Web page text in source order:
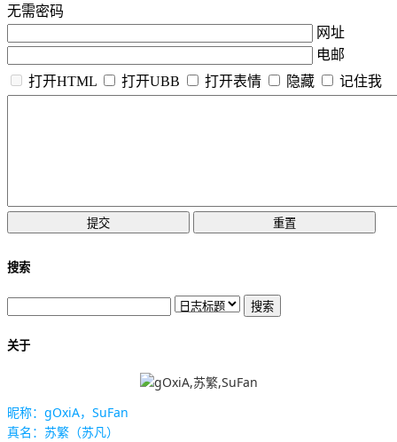
无需密码
网址
电邮
打开HTML
打开UBB 打开表情 隐藏 记住我
搜索
关于
昵称：gOxiA，SuFan
真名：苏繁（苏凡）